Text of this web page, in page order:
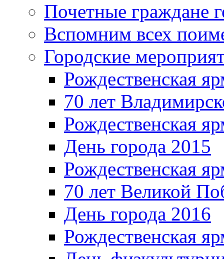
Почетные граждане
Вспомним всех
Городские
Рождественская
70 лет
Рождественская
День города 2015
Рождественская
70 лет Великой
День города 2016
Рождественская